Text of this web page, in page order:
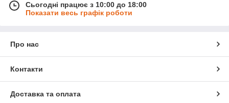
Сьогодні працює з 10:00 до 18:00
Показати весь графік роботи
Про нас
Контакти
Доставка та оплата